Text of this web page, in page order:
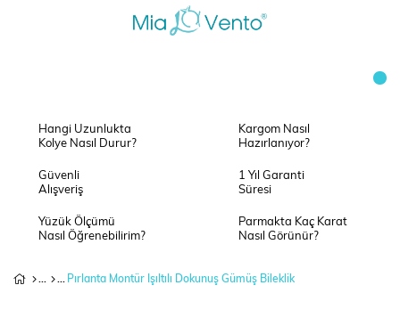
Hangi Uzunlukta
Kolye Nasıl Durur?
Kargom Nasıl
Hazırlanıyor?
Güvenli
Alışveriş
1 Yıl Garanti
Süresi
Yüzük Ölçümü
Nasıl Öğrenebilirim?
Parmakta Kaç Karat
Nasıl Görünür?
Pırlanta Montür Işıltılı Dokunuş Gümüş Bileklik